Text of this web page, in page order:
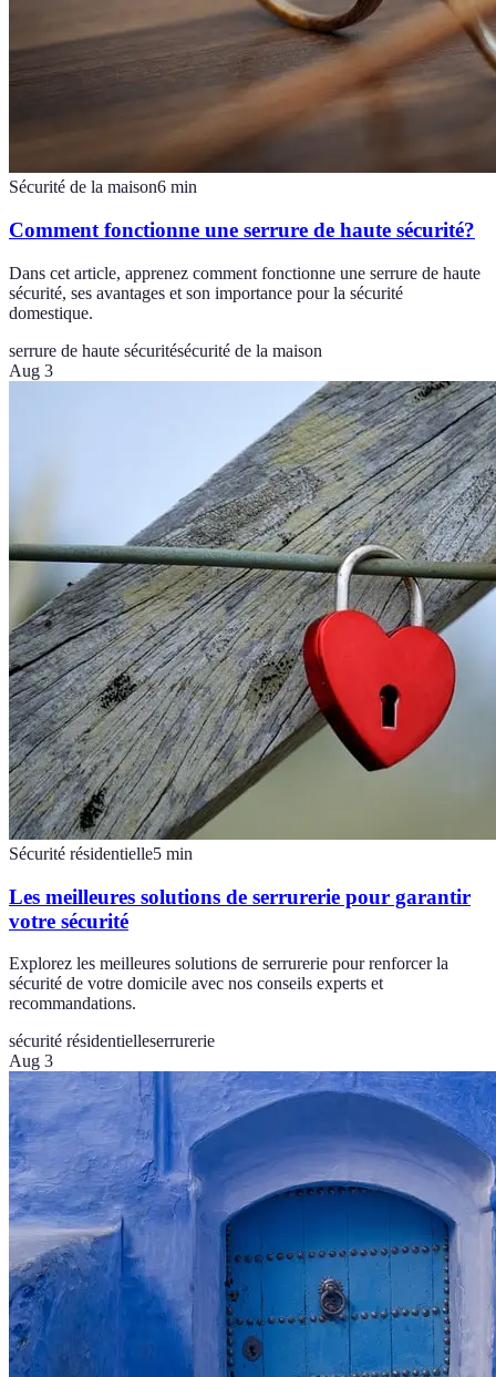
Sécurité de la maison6 min
Comment fonctionne une serrure de haute sécurité?
Dans cet article, apprenez comment fonctionne une serrure de haute
sécurité, ses avantages et son importance pour la sécurité
domestique.
serrure de haute sécuritésécurité de la maison
Aug 3
Sécurité résidentielle5 min
Les meilleures solutions de serrurerie pour garantir
votre sécurité
Explorez les meilleures solutions de serrurerie pour renforcer la
sécurité de votre domicile avec nos conseils experts et
recommandations.
sécurité résidentielleserrurerie
Aug 3